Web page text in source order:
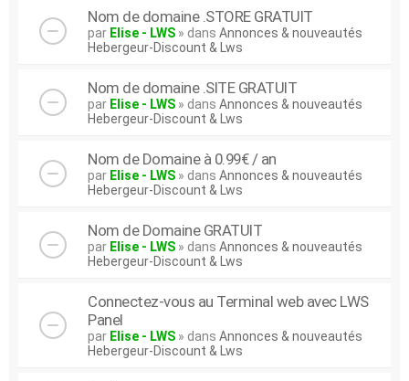
Nom de domaine .STORE GRATUIT
par Elise - LWS » dans Annonces & nouveautés
Hebergeur-Discount & Lws
Nom de domaine .SITE GRATUIT
par Elise - LWS » dans Annonces & nouveautés
Hebergeur-Discount & Lws
Nom de Domaine à 0.99€ / an
par Elise - LWS » dans Annonces & nouveautés
Hebergeur-Discount & Lws
Nom de Domaine GRATUIT
par Elise - LWS » dans Annonces & nouveautés
Hebergeur-Discount & Lws
Connectez-vous au Terminal web avec LWS
Panel
par Elise - LWS » dans Annonces & nouveautés
Hebergeur-Discount & Lws